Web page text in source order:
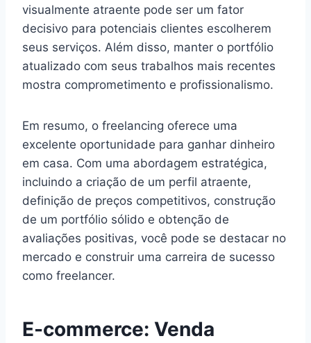
visualmente atraente pode ser um fator
decisivo para potenciais clientes escolherem
seus serviços. Além disso, manter o portfólio
atualizado com seus trabalhos mais recentes
mostra comprometimento e profissionalismo.
Em resumo, o freelancing oferece uma
excelente oportunidade para ganhar dinheiro
em casa. Com uma abordagem estratégica,
incluindo a criação de um perfil atraente,
definição de preços competitivos, construção
de um portfólio sólido e obtenção de
avaliações positivas, você pode se destacar no
mercado e construir uma carreira de sucesso
como freelancer.
E-commerce: Venda